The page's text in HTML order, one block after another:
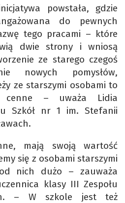
powstała, gdzie
do pewnych
tego pracami – które
dwie strony i wniosą
ze starego czegoś
nowych pomysłów,
ze starszymi osobami to
cenne – uważa Lidia
Szkół nr 1 im. Stefanii
mają swoją wartość
się z osobami starszymi
nich dużo – zauważa
klasy III Zespołu
– W szkole jest też